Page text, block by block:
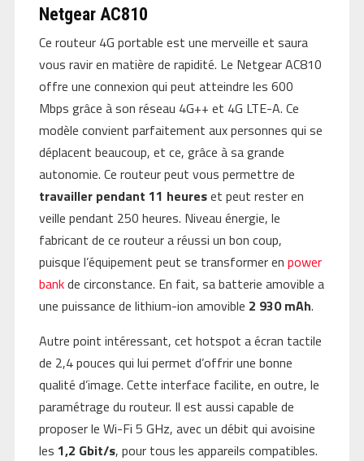
Netgear AC810
Ce routeur 4G portable est une merveille et saura
vous ravir en matière de rapidité. Le Netgear AC810
offre une connexion qui peut atteindre les 600
Mbps grâce à son réseau 4G++ et 4G LTE-A. Ce
modèle convient parfaitement aux personnes qui se
déplacent beaucoup, et ce, grâce à sa grande
autonomie. Ce routeur peut vous permettre de
travailler pendant 11 heureset peut rester en
veille pendant 250 heures. Niveau énergie, le
fabricant de ce routeur a réussi un bon coup,
puisque l’équipement peut se transformer en power
bankde circonstance. En fait, sa batterie amovible a
une puissance de lithium-ion amovible 2 930 mAh.
Autre point intéressant, cet hotspot a écran tactile
de 2,4 pouces qui lui permet d’offrir une bonne
qualité d’image. Cette interface facilite, en outre, le
paramétrage du routeur. Il est aussi capable de
proposer le Wi-Fi 5 GHz, avec un débit qui avoisine
les 1,2 Gbit/s, pour tous les appareils compatibles.